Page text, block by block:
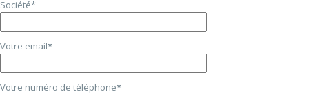
Société*
Votre email*
Votre numéro de téléphone*